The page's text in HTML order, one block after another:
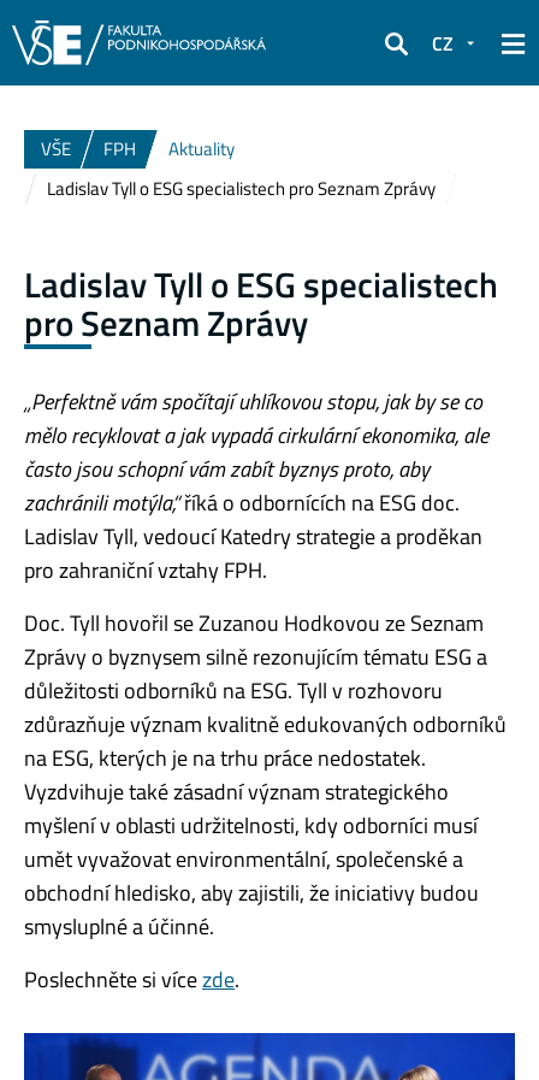
Hledat
CZ
VŠE FPH
Aktuality
Ladislav Tyll o ESG specialistech pro Seznam Zprávy
Ladislav Tyll o ESG specialistech
pro Seznam Zprávy
„Perfektně vám spočítají uhlíkovou stopu, jak by se co
mělo recyklovat a jak vypadá cirkulární ekonomika, ale
často jsou schopní vám zabít byznys proto, aby
zachránili motýla,“říká o odbornících na ESG doc.
Ladislav Tyll, vedoucí Katedry strategie a proděkan
pro zahraniční vztahy FPH.
Doc. Tyll hovořil se Zuzanou Hodkovou ze Seznam
Zprávy o byznysem silně rezonujícím tématu ESG a
důležitosti odborníků na ESG. Tyll v rozhovoru
zdůrazňuje význam kvalitně edukovaných odborníků
na ESG, kterých je na trhu práce nedostatek.
Vyzdvihuje také zásadní význam strategického
myšlení v oblasti udržitelnosti, kdy odborníci musí
umět vyvažovat environmentální, společenské a
obchodní hledisko, aby zajistili, že iniciativy budou
smysluplné a účinné.
Poslechněte si vícezde.